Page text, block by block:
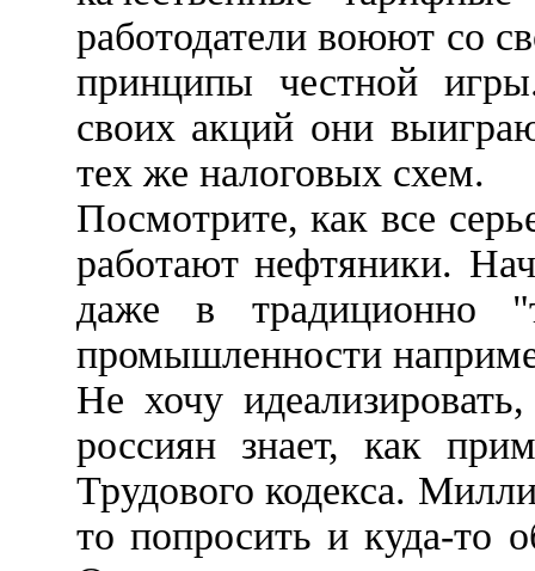
работодатели воюют со
принципы честной
своих акций они
тех же налоговых схем.
Посмотрите, как все
работают нефтяники.
даже в традиционно
промышленности
Не хочу
россиян знает, как
Трудового кодекса.
то попросить и куда-то